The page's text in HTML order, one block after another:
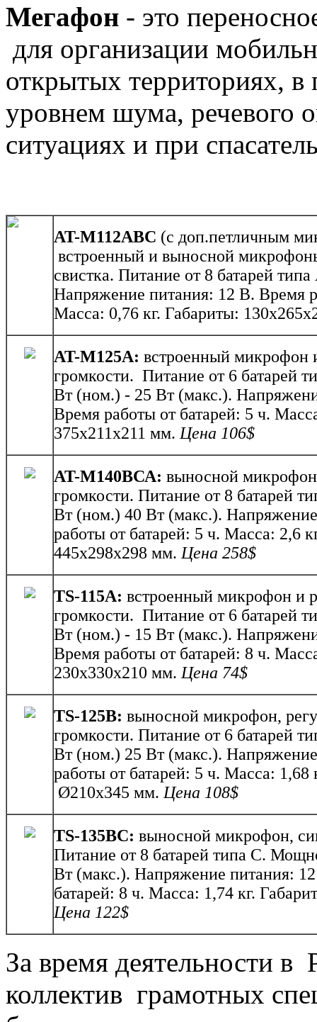
Мегафон - это
для организации
открытых территориях,
уровнем шума, речевого
ситуациях и при
AT-M112ABC (c доп.петличным
встроенный и выносной
свистка. Питание от 8 батарей
Напряжение питания: 12 В. Время
Масса: 0,76 кг. Габариты:
AT-M125A: встроенный микрофон
громкости. Питание от 6 батарей
Вт (ном.) - 25 Вт (макс.).
Время работы от батарей: 5 ч.
375х211х211 мм. Цена 106$
AT-M140BСА: выносной
громкости. Питание от 8 батарей
Вт (ном.) 40 Вт (макс.).
работы от батарей: 5 ч. Масса: 2,6
445х298х298 мм. Цена 258$
TS-115A: встроенный микрофон и
громкости. Питание от 6 батарей
Вт (ном.) - 15 Вт (макс.).
Время работы от батарей: 8 ч.
230х330х210 мм. Цена 74$
TS-125B: выносной микрофон,
громкости. Питание от 6 батарей
Вт (ном.) 25 Вт (макс.).
работы от батарей: 5 ч. Масса: 1,68
Ø210x345 мм. Цена 108$
TS-135BC: выносной микрофон,
Питание от 8 батарей типа С.
Вт (макс.). Напряжение питания:
батарей: 8 ч. Масса: 1,74 кг.
Цена 122$
За время деятельности
коллектив грамотных